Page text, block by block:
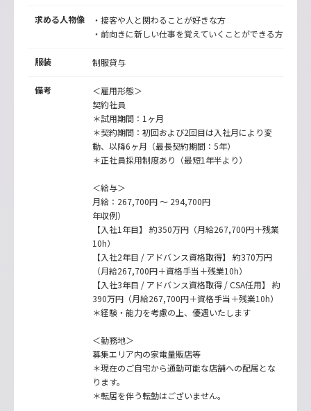
求める人物像
・接客や人と関わることが好きな方
・前向きに新しい仕事を覚えていくことができる方
服装 制服貸与
備考
＜雇用形態＞
契約社員
＊試用期間：1ヶ月
＊契約期間：初回および2回目は入社月により変
動、以降6ヶ月（最長契約期間：5年）
＊正社員採用制度あり（最短1年半より）
＜給与＞
月給：267,700円 ～ 294,700円
年収例）
【入社1年目】 約350万円（月給267,700円＋残業
10h）
【入社2年目 / アドバンス資格取得】 約370万円
（月給267,700円＋資格手当＋残業10h）
【入社3年目 / アドバンス資格取得 / CSA任用】 約
390万円（月給267,700円＋資格手当＋残業10h）
＊経験・能力を考慮の上、優遇いたします
＜勤務地＞
募集エリア内の家電量販店等
＊現在のご自宅から通勤可能な店舗への配属とな
ります。
＊転居を伴う転勤はございません。